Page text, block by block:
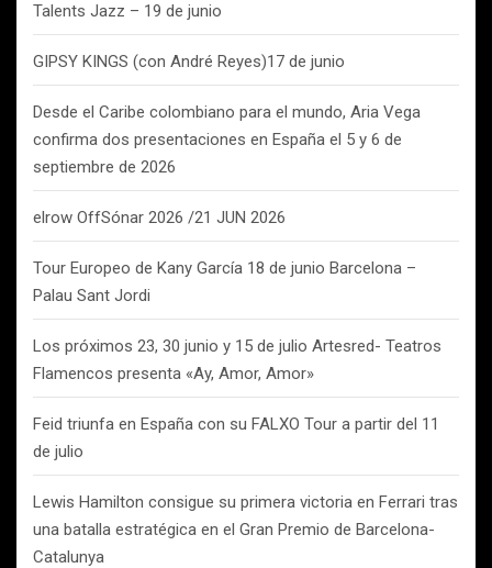
Talents Jazz – 19 de junio
GIPSY KINGS (con André Reyes)17 de junio
Desde el Caribe colombiano para el mundo, Aria Vega
confirma dos presentaciones en España el 5 y 6 de
septiembre de 2026
elrow OffSónar 2026 /21 JUN 2026
Tour Europeo de Kany García 18 de junio Barcelona –
Palau Sant Jordi
Los próximos 23, 30 junio y 15 de julio Artesred- Teatros
Flamencos presenta «Ay, Amor, Amor»
Feid triunfa en España con su FALXO Tour a partir del 11
de julio
Lewis Hamilton consigue su primera victoria en Ferrari tras
una batalla estratégica en el Gran Premio de Barcelona-
Catalunya